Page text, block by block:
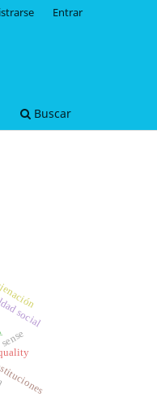
Buscar
Entrar
social
sense